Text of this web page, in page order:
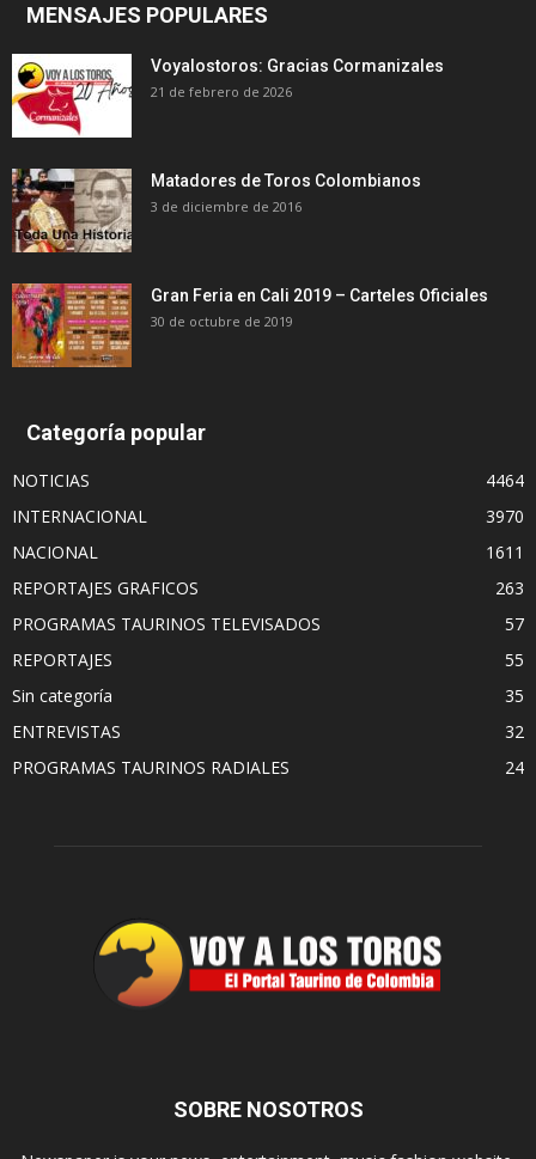
MENSAJES POPULARES
Voyalostoros: Gracias Cormanizales
21 de febrero de 2026
Matadores de Toros Colombianos
3 de diciembre de 2016
Gran Feria en Cali 2019 – Carteles Oficiales
30 de octubre de 2019
Categoría popular
NOTICIAS
4464
INTERNACIONAL
3970
NACIONAL
1611
REPORTAJES GRAFICOS
263
PROGRAMAS TAURINOS TELEVISADOS
57
REPORTAJES
55
Sin categoría
35
ENTREVISTAS
32
PROGRAMAS TAURINOS RADIALES
24
SOBRE NOSOTROS